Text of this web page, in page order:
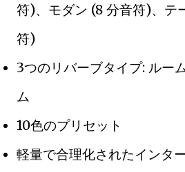
符)、モダン (8 分音符)、テ
符)
3つのリバーブタイプ: ルー
ム
10色のプリセット
軽量で合理化されたインタ